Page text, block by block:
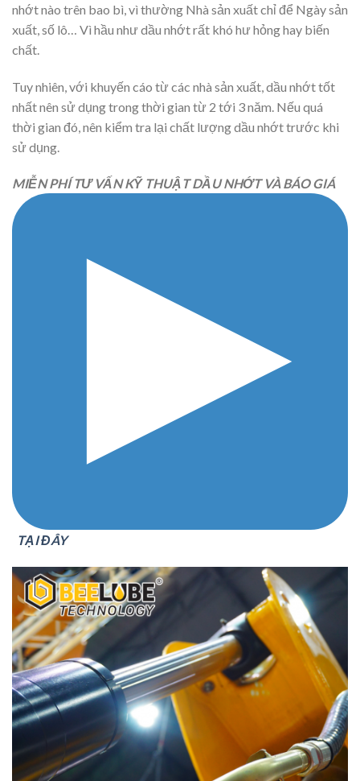
nhớt nào trên bao bì, vì thường Nhà sản xuất chỉ để Ngày sản
xuất, số lô… Vì hầu như dầu nhớt rất khó hư hỏng hay biến
chất.
Tuy nhiên, với khuyến cáo từ các nhà sản xuất, dầu nhớt tốt
nhất nên sử dụng trong thời gian từ 2 tới 3 năm. Nếu quá
thời gian đó, nên kiểm tra lại chất lượng dầu nhớt trước khi
sử dụng.
MIỄN PHÍ TƯ VẤN KỸ THUẬT DẦU NHỚT VÀ BÁO GIÁ
TẠI ĐÂY